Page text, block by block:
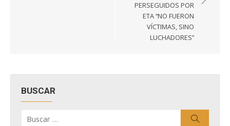
PERSEGUIDOS POR
ETA “NO FUERON
VÍCTIMAS, SINO
LUCHADORES”
BUSCAR
por: